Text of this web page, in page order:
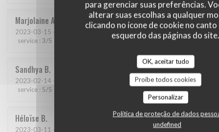
para gerenciar suas preferências.
alterar suas escolhas a qualquer
clicando no ícone de cookie no
esquerdo das páginas do site.
OK, aceitar tudo
Proíbe todos cookies
Personalizar
Política de proteção de dados
undefined
Marjolaine A
2023-03-15 - 19:30 - guests 2
service : 3/5 menu: 5/5 quality_price:4/5
Sandhya B
2023-02-14 - 21:00 - guests 2
service : 5/5 quality_price:5/5
Héloïse B
2023-03-11 - 21:30 - guests 2